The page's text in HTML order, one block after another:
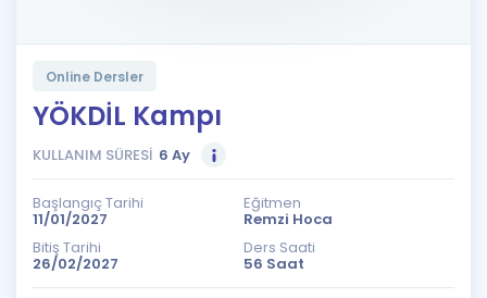
Online Dersler
YÖKDİL Kampı
KULLANIM SÜRESİ 6 Ay
Başlangıç Tarihi
11/01/2027
Eğitmen
Remzi Hoca
Bitiş Tarihi
26/02/2027
Ders Saati
56 Saat